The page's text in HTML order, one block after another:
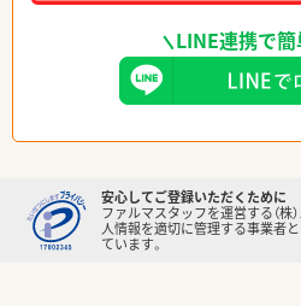
LINE連携で簡
安心してご登録いただくために
ファルマスタッフを運営する（株
人情報を適切に管理する事業者
ています。